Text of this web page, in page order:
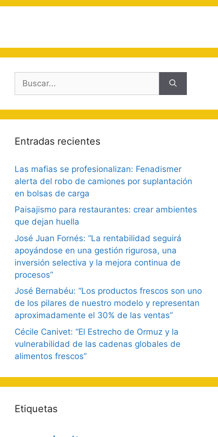
Entradas recientes
Las mafias se profesionalizan: Fenadismer
alerta del robo de camiones por suplantación
en bolsas de carga
Paisajismo para restaurantes: crear ambientes
que dejan huella
José Juan Fornés: “La rentabilidad seguirá
apoyándose en una gestión rigurosa, una
inversión selectiva y la mejora continua de
procesos”
José Bernabéu: “Los productos frescos son uno
de los pilares de nuestro modelo y representan
aproximadamente el 30% de las ventas”
Cécile Canivet: “El Estrecho de Ormuz y la
vulnerabilidad de las cadenas globales de
alimentos frescos”
Etiquetas